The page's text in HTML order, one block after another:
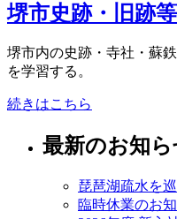
堺市史跡・旧跡
堺市内の史跡・寺社・蘇
を学習する。
続きはこちら
最新のお知ら
琵琶湖疏水を
臨時休業のお